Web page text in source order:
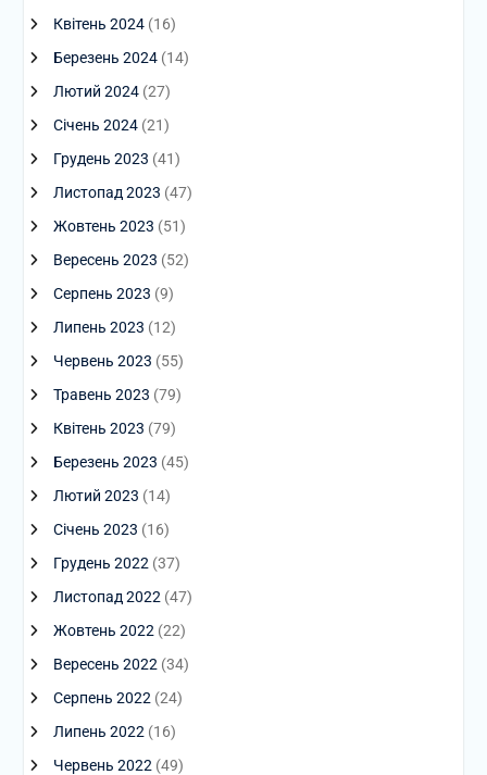
Квітень 2024(16)
Березень 2024(14)
Лютий 2024(27)
Січень 2024(21)
Грудень 2023 (41)
Листопад 2023 (47)
Жовтень 2023 (51)
Вересень 2023 (52)
Серпень 2023 (9)
Липень 2023 (12)
Червень 2023 (55)
Травень 2023 (79)
Квітень 2023 (79)
Березень 2023 (45)
Лютий 2023 (14)
Січень 2023 (16)
Грудень 2022 (37)
Листопад 2022 (47)
Жовтень 2022 (22)
Вересень 2022 (34)
Серпень 2022 (24)
Липень 2022 (16)
Червень 2022 (49)